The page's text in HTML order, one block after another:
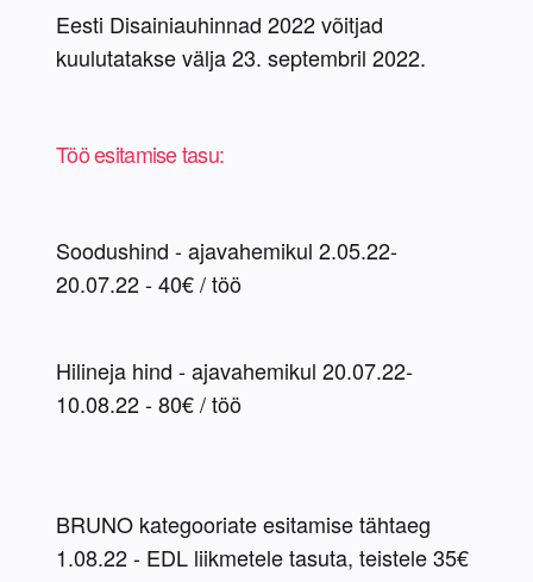
Eesti Disainiauhinnad 2022 võitjad
kuulutatakse välja 23. septembril 2022.
Töö esitamise tasu:
Soodushind - ajavahemikul 2.05.22-
20.07.22 - 40€ / töö
Hilineja hind - ajavahemikul 20.07.22-
10.08.22 - 80€ / töö
BRUNO kategooriate esitamise tähtaeg
1.08.22 - EDL liikmetele tasuta, teistele 35€